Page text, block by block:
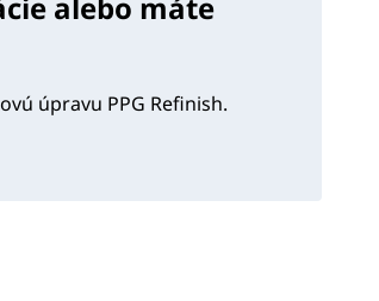
alebo máte
úpravu PPG Refinish.